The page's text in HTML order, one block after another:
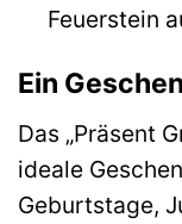
Feuerstein
Ein
Das „Präsent
ideale
Geburtstage,